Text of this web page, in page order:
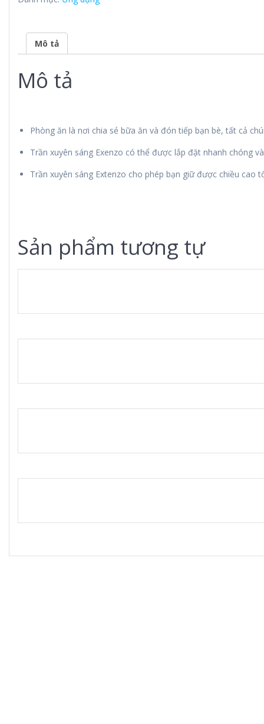
Mô tả
Mô tả
Phòng ăn là nơi chia sẻ bữa ăn và đón tiếp bạn bè, tất cả
Trần xuyên sáng Exenzo có thể được lắp đặt nhanh chóng
Trần xuyên sáng Extenzo cho phép bạn giữ được chiều cao
Sản phẩm tương tự